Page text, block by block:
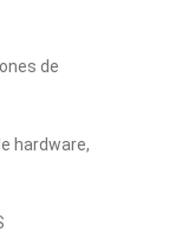
de
hardware,